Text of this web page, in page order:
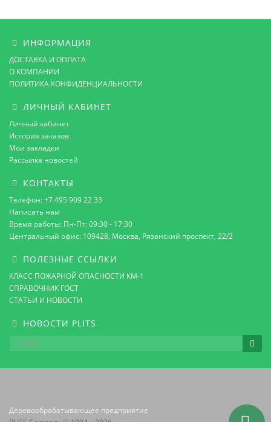
ИНФОРМАЦИЯ
ДОСТАВКА И ОПЛАТА
О КОМПАНИИ
ПОЛИТИКА КОНФИДЕНЦИАЛЬНОСТИ
ЛИЧНЫЙ КАБИНЕТ
Личный кабинет
История заказов
Мои закладки
Рассылка новостей
КОНТАКТЫ
Телефон: +7 495 909 22 33
Написать нам
Время работы: Пн-Пт: 09:30 - 17:30
Центральный офис: 109428, Москва, Рязанский проспект, 22/2
ПОЛЕЗНЫЕ ССЫЛКИ
КЛАСС ПОЖАРНОЙ ОПАСНОСТИ КМ-1
СПРАВОЧНИК ГОСТ
СТАТЬИ И НОВОСТИ
НОВОСТИ PLITS
Деревообрабатывающее предприятие